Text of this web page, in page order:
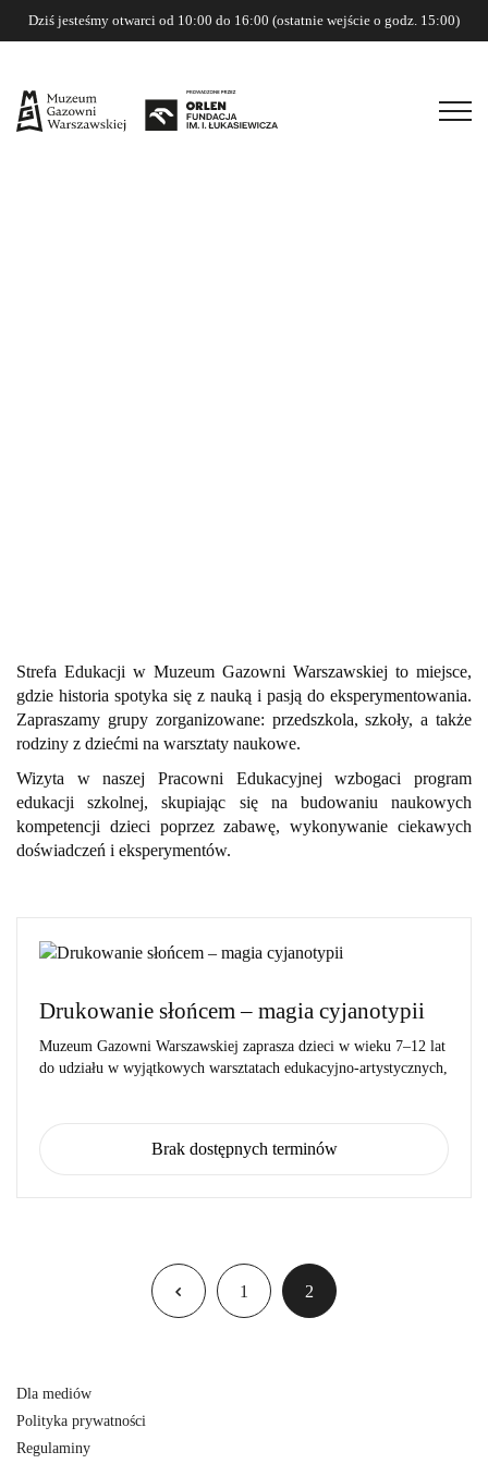
Dziś jesteśmy otwarci od 10:00 do 16:00 (ostatnie wejście o godz. 15:00)
Warsztaty rodzinne
Sprawdź wszystkie terminy
Strefa Edukacji w Muzeum Gazowni Warszawskiej to miejsce,
gdzie historia spotyka się z nauką i pasją do eksperymentowania.
Zapraszamy grupy zorganizowane: przedszkola, szkoły, a także
rodziny z dziećmi na warsztaty naukowe.
Wizyta w naszej Pracowni Edukacyjnej wzbogaci program
edukacji szkolnej, skupiając się na budowaniu naukowych
kompetencji dzieci poprzez zabawę, wykonywanie ciekawych
doświadczeń i eksperymentów.
Drukowanie słońcem – magia cyjanotypii
Muzeum Gazowni Warszawskiej zaprasza dzieci w wieku 7–12 lat
do udziału w wyjątkowych warsztatach edukacyjno-artystycznych,
Brak dostępnych terminów
1 2
Dla mediów
Polityka prywatności
Regulaminy